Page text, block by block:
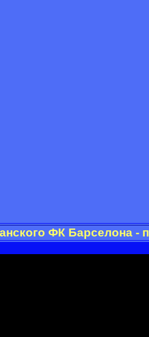
ФК Барселона -